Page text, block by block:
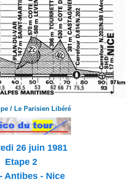
/ Le Parisien Libéré
26 juin 1981
Etape 2
Antibes - Nice